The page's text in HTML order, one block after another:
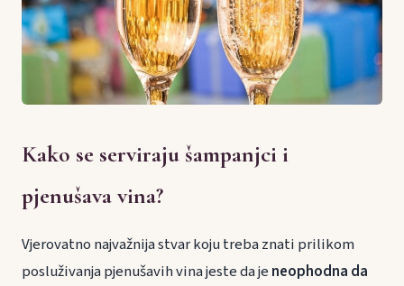
Kako se serviraju šampanjci i
pjenušava vina?
Vjerovatno najvažnija stvar koju treba znati prilikom
posluživanja pjenušavih vina jeste da je neophodna da